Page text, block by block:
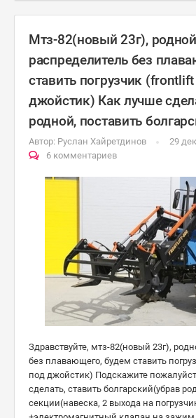
Мтз-82(новый 23г), родной
распределитель без
ставить погрузчик
джойстик) Как лучше
родной, поставить
Автор: Руслан Хайретдинов
29
6 комментариев
Здравствуйте, мтз-82(новый 23г),
без плавающего, будем ставить
под джойстик) Подскажите
сделать, ставить болгарский(убрав
секции(навеска, 2 выхода на